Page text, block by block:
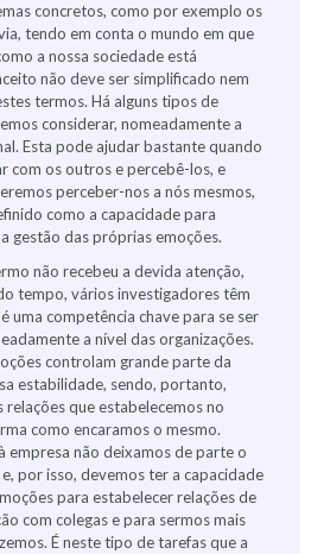
concretos, como por exemplo os
tendo em conta o mundo em que
a nossa sociedade está
não deve ser simplificado nem
termos. Há alguns tipos de
considerar, nomeadamente a
Esta pode ajudar bastante quando
com os outros e percebê-los, e
perceber-nos a nós mesmos,
como a capacidade para
gestão das próprias emoções.
não recebeu a devida atenção,
tempo, vários investigadores têm
uma competência chave para se ser
a nível das organizações.
controlam grande parte da
estabilidade, sendo, portanto,
que estabelecemos no
como encaramos o mesmo.
empresa não deixamos de parte o
por isso, devemos ter a capacidade
para estabelecer relações de
com colegas e para sermos mais
É neste tipo de tarefas que a